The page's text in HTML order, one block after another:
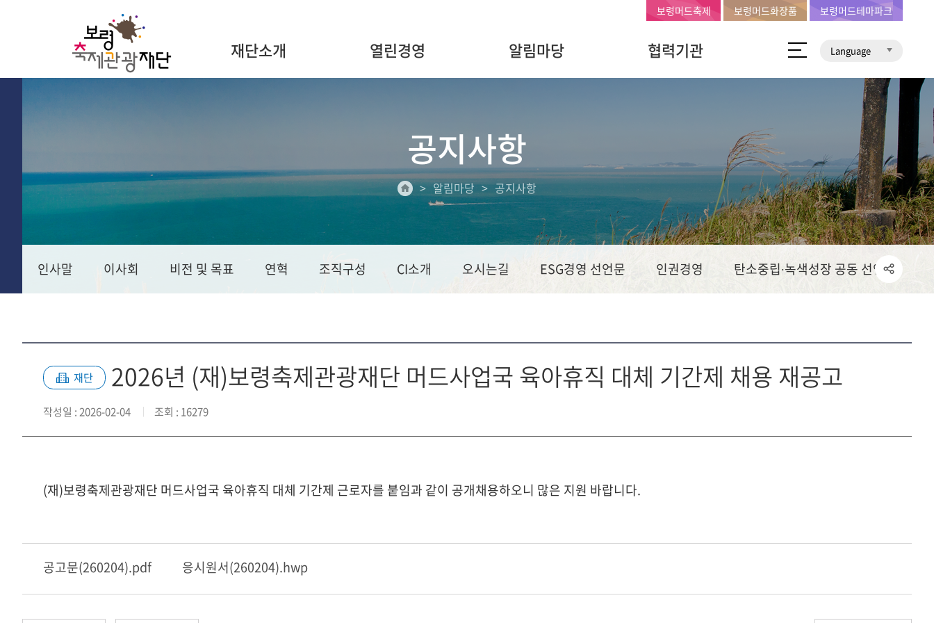
재단소개 열린경영 알림마당 협력기관 Language
보령머드축제 보령머드화장품 보령머드테마파크
공지사항
알림마당 공지사항
인사말 이사회 비전 및 목표 연혁 조직구성 CI소개 오시는길 ESG경영 선언문 인권경영 탄소중립∙녹색성장 공동 선언문
재단 2026년 (재)보령축제관광재단 머드사업국 육아휴직 대체 기간제 채용 재공고
작성일 : 2026-02-04 조회 : 16279
(재)보령축제관광재단 머드사업국 육아휴직 대체 기간제 근로자를 붙임과 같이 공개채용하오니 많은 지원 바랍니다.
공고문(260204).pdf 응시원서(260204).hwp